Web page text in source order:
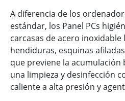
A diferencia de los
estándar, los Panel PCs
carcasas de acero
hendiduras, esquinas
que previene la
una limpieza y desinfección
caliente a alta presión y